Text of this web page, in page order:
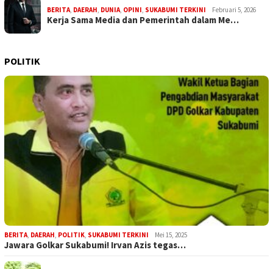
BERITA, DAERAH, DUNIA, OPINI, SUKABUMI TERKINI Februari 5, 2026
Kerja Sama Media dan Pemerintah dalam Me…
POLITIK
BERITA, DAERAH, POLITIK, SUKABUMI TERKINI Mei 15, 2025
Jawara Golkar Sukabumi! Irvan Azis tegas…